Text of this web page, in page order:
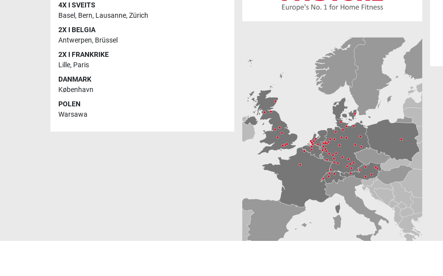
4X I SVEITS
Basel, Bern, Lausanne, Zürich
2X I BELGIA
Antwerpen, Brüssel
2X I FRANKRIKE
Lille, Paris
DANMARK
København
POLEN
Warsawa